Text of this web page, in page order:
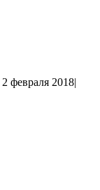
2 февраля 2018|